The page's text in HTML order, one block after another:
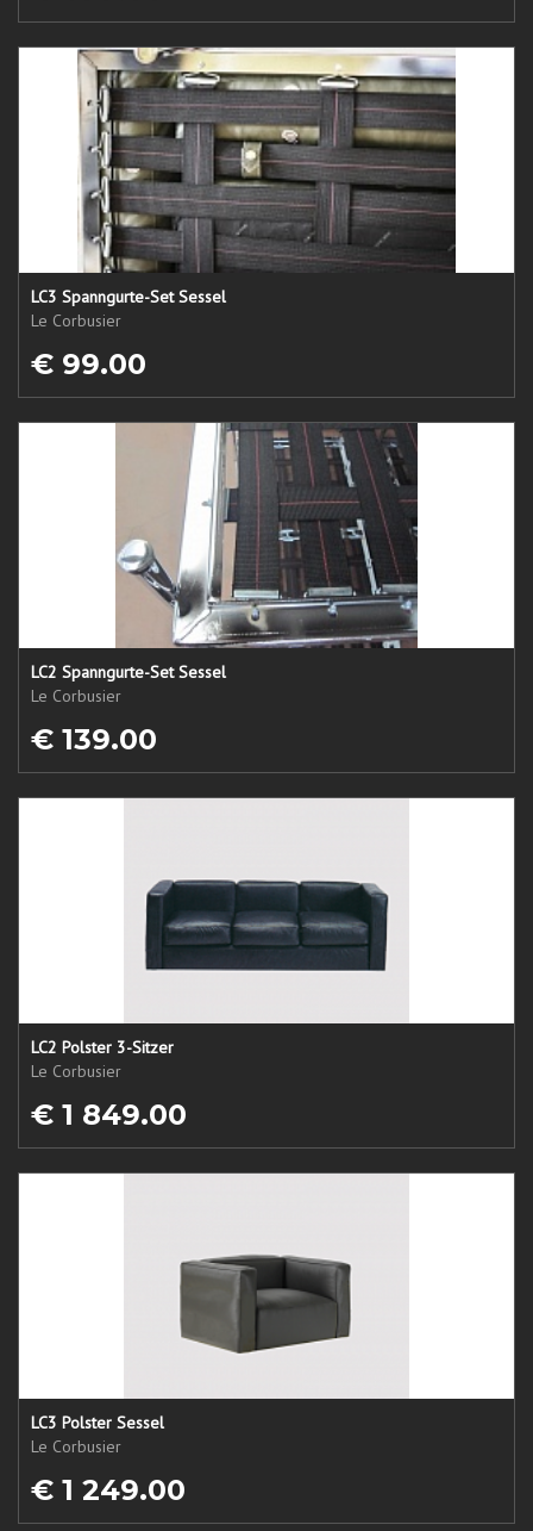
LC3 Spanngurte-Set Sessel
Le Corbusier
€ 99.00
LC2 Spanngurte-Set Sessel
Le Corbusier
€ 139.00
LC2 Polster 3-Sitzer
Le Corbusier
€ 1 849.00
LC3 Polster Sessel
Le Corbusier
€ 1 249.00